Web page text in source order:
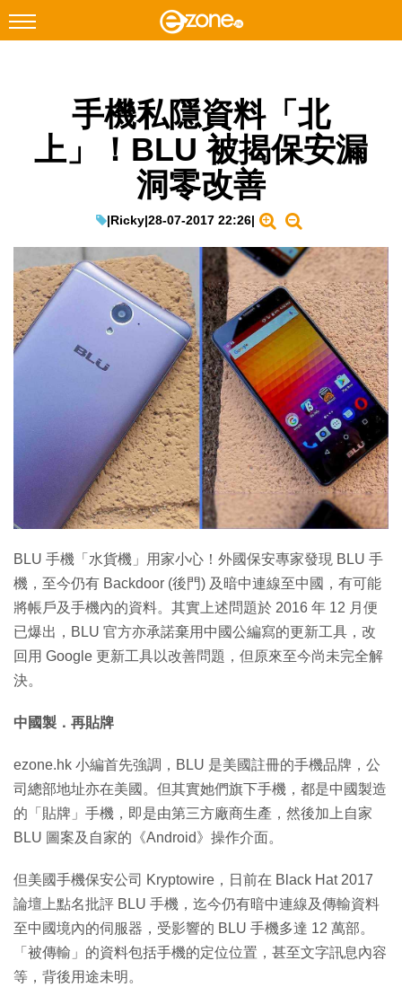
Facebook Instagram
科技焦點
教學評測
EduTech
IT Times
生成式AI與雲端應用
Enterprise Digital Transformation
手機私隱資料「北
上」！BLU 被揭保安漏
洞零改善
|Ricky|28-07-2017 22:26|
BLU 手機「水貨機」用家小心！外國保安專家發現 BLU 手
機，至今仍有 Backdoor (後門) 及暗中連線至中國，有可能
將帳戶及手機內的資料。其實上述問題於 2016 年 12 月便
已爆出，BLU 官方亦承諾棄用中國公編寫的更新工具，改
回用 Google 更新工具以改善問題，但原來至今尚未完全解
決。
中國製．再貼牌
ezone.hk 小編首先強調，BLU 是美國註冊的手機品牌，公
司總部地址亦在美國。但其實她們旗下手機，都是中國製造
的「貼牌」手機，即是由第三方廠商生產，然後加上自家
BLU 圖案及自家的《Android》操作介面。
但美國手機保安公司 Kryptowire，日前在 Black Hat 2017
論壇上點名批評 BLU 手機，迄今仍有暗中連線及傳輸資料
至中國境內的伺服器，受影響的 BLU 手機多達 12 萬部。
「被傳輸」的資料包括手機的定位位置，甚至文字訊息內容
等，背後用途未明。